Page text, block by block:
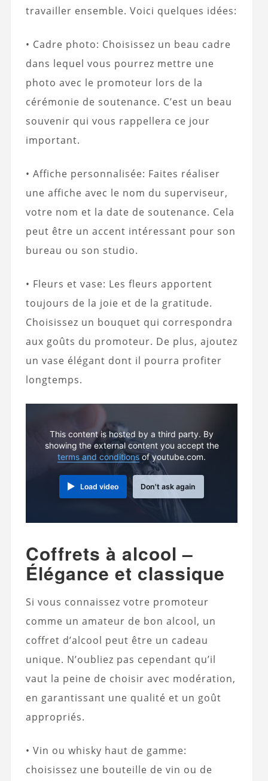
travailler ensemble. Voici quelques idées:
• Cadre photo: Choisissez un beau cadre
dans lequel vous pourrez mettre une
photo avec le promoteur lors de la
cérémonie de soutenance. C’est un beau
souvenir qui vous rappellera ce jour
important.
• Affiche personnalisée: Faites réaliser
une affiche avec le nom du superviseur,
votre nom et la date de soutenance. Cela
peut être un accent intéressant pour son
bureau ou son studio.
• Fleurs et vase: Les fleurs apportent
toujours de la joie et de la gratitude.
Choisissez un bouquet qui correspondra
aux goûts du promoteur. De plus, ajoutez
un vase élégant dont il pourra profiter
longtemps.
This content is hosted by a third party. By
showing the external content you accept the
terms and conditions of youtube.com.
Load video Don't ask again
Coffrets à alcool –
Élégance et classique
Si vous connaissez votre promoteur
comme un amateur de bon alcool, un
coffret d’alcool peut être un cadeau
unique. N’oubliez pas cependant qu’il
vaut la peine de choisir avec modération,
en garantissant une qualité et un goût
appropriés.
• Vin ou whisky haut de gamme:
choisissez une bouteille de vin ou de